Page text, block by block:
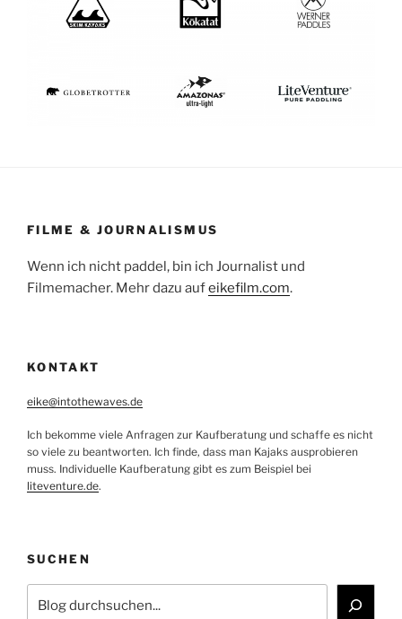
FILME & JOURNALISMUS
Wenn ich nicht paddel, bin ich Journalist und
Filmemacher. Mehr dazu aufeikefilm.com.
KONTAKT
eike@intothewaves.de
Ich bekomme viele Anfragen zur Kaufberatung und schaffe es nicht
so viele zu beantworten. Ich finde, dass man Kajaks ausprobieren
muss. Individuelle Kaufberatung gibt es zum Beispiel bei
liteventure.de.
SUCHEN